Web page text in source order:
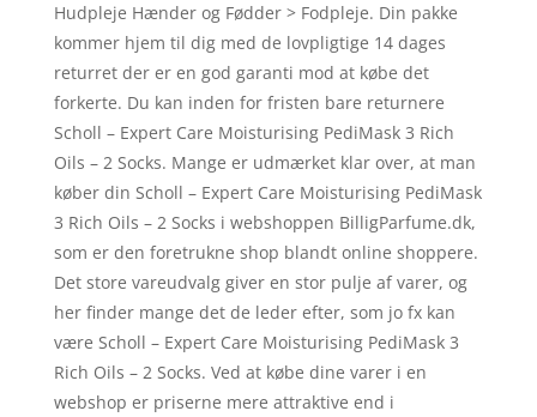
Hudpleje Hænder og Fødder > Fodpleje. Din pakke
kommer hjem til dig med de lovpligtige 14 dages
returret der er en god garanti mod at købe det
forkerte. Du kan inden for fristen bare returnere
Scholl – Expert Care Moisturising PediMask 3 Rich
Oils – 2 Socks. Mange er udmærket klar over, at man
køber din Scholl – Expert Care Moisturising PediMask
3 Rich Oils – 2 Socks i webshoppen BilligParfume.dk,
som er den foretrukne shop blandt online shoppere.
Det store vareudvalg giver en stor pulje af varer, og
her finder mange det de leder efter, som jo fx kan
være Scholl – Expert Care Moisturising PediMask 3
Rich Oils – 2 Socks. Ved at købe dine varer i en
webshop er priserne mere attraktive end i